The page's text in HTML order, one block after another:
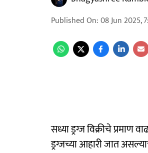
Published On:08 Jun 2025,
सध्या ड्रग्ज विक्रीचे
ड्रग्जच्या आहारी जात